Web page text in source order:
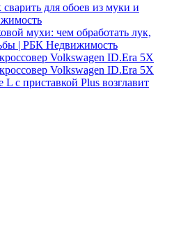
сварить для обоев из муки и
мухи: чем обработать лук,
| РБК Недвижимость
Volkswagen ID.Era 5X
Volkswagen ID.Era 5X
с приставкой Plus возглавит